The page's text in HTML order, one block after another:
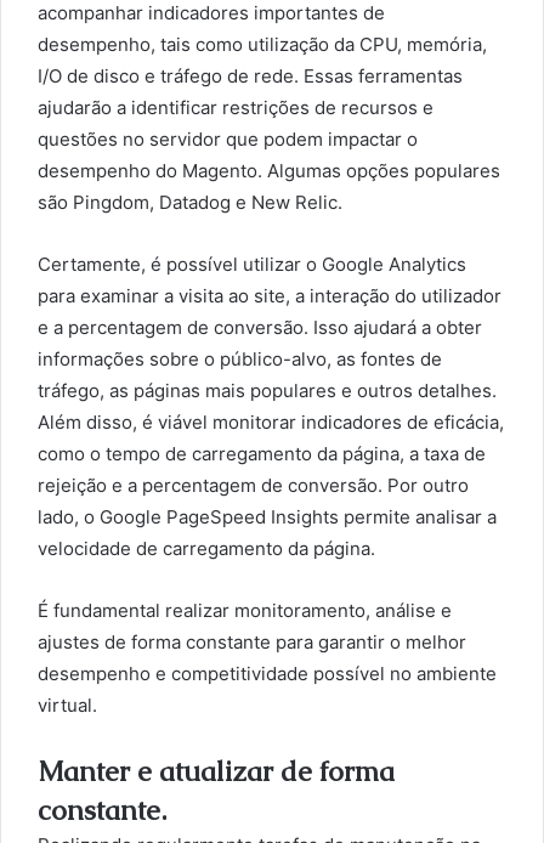
acompanhar indicadores importantes de
desempenho, tais como utilização da CPU, memória,
I/O de disco e tráfego de rede. Essas ferramentas
ajudarão a identificar restrições de recursos e
questões no servidor que podem impactar o
desempenho do Magento. Algumas opções populares
são Pingdom, Datadog e New Relic.
Certamente, é possível utilizar o Google Analytics
para examinar a visita ao site, a interação do utilizador
e a percentagem de conversão. Isso ajudará a obter
informações sobre o público-alvo, as fontes de
tráfego, as páginas mais populares e outros detalhes.
Além disso, é viável monitorar indicadores de eficácia,
como o tempo de carregamento da página, a taxa de
rejeição e a percentagem de conversão. Por outro
lado, o Google PageSpeed Insights permite analisar a
velocidade de carregamento da página.
É fundamental realizar monitoramento, análise e
ajustes de forma constante para garantir o melhor
desempenho e competitividade possível no ambiente
virtual.
Manter e atualizar de forma
constante.